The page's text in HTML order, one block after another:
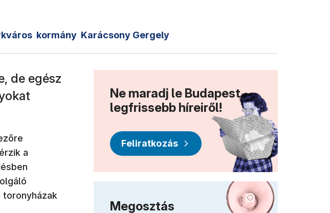
kormány Karácsony Gergely
de egész
a
Ne maradj le Budapest
legfrissebb híreiről!
Feliratkozás
Megosztás